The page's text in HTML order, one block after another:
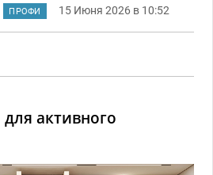
ПРОФИ 15 Июня 2026 в 10:52
активного